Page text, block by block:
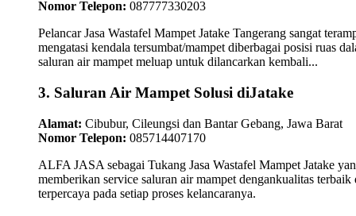
Nomor Telepon: 087777330203
Pelancar Jasa Wastafel Mampet Jatake Tangerang sangat
mengatasi kendala tersumbat/mampet diberbagai posisi ruas
saluran air mampet meluap untuk dilancarkan kembali...
3. Saluran Air Mampet Solusi diJatake
Alamat: Cibubur, Cileungsi dan Bantar Gebang, Jawa Barat
Nomor Telepon: 085714407170
ALFA JASA sebagai Tukang Jasa Wastafel Mampet Jatake
memberikan service saluran air mampet dengankualitas terbaik
terpercaya pada setiap proses kelancaranya.